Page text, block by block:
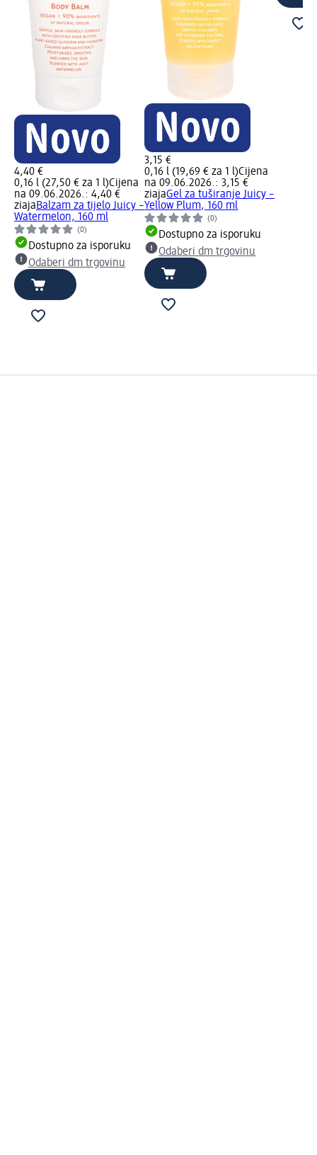
4,40 €
0,16 l (27,50 € za 1 l)Cijena
na 09.06.2026.: 4,40 €
ziajaBalzam za tijelo Juicy –
Watermelon, 160 ml
(0)
Dostupno za isporuku
Odaberi dm trgovinu
3,15 €
0,16 l (19,69 € za 1 l)Cijena
na 09.06.2026.: 3,15 €
ziajaGel za tuširanje Juicy –
Yellow Plum, 160 ml
(0)
Dostupno za isporuku
Odaberi dm trgovinu